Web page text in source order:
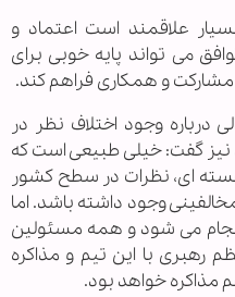
علاقمند است اعتماد و
می تواند پایه خوبی برای
مشارکت و همکاری فراهم کند.
وجود اختلاف نظر در
نیز گفت: خیلی طبیعی است که
ای، نظرات در سطح کشور
وجود داشته باشد. اما
انجام می شود و همه مسئولین
رهبری با این تیم و مذاکره
مذاکره خواهد بود.